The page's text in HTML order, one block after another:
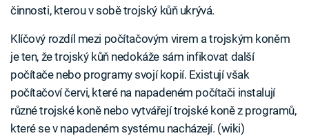
činnosti, kterou v sobě trojský kůň ukrývá.
Klíčový rozdíl mezi počítačovým virem a trojským koněm
je ten, že trojský kůň nedokáže sám infikovat další
počítače nebo programy svojí kopií. Existují však
počítačoví červi, které na napadeném počítači instalují
různé trojské koně nebo vytvářejí trojské koně z programů,
které se v napadeném systému nacházejí. (wiki)